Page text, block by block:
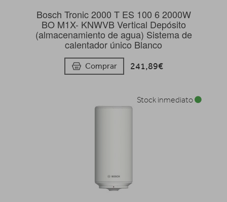
Bosch Tronic 2000 T ES 100 6 2000W
BO M1X- KNWVB Vertical Depósito
(almacenamiento de agua) Sistema de
calentador único Blanco
Comprar 241,89€
Stock inmediato